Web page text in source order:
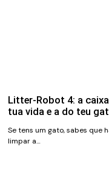
Litter-Robot 4: a
tua vida e a do teu
Se tens um gato, sabes que
limpar a…